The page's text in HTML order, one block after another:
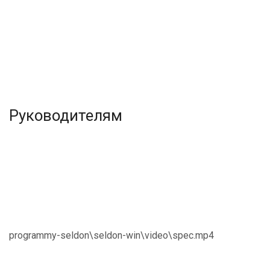
Руководителям
programmy-seldon\seldon-win\video\spec.mp4